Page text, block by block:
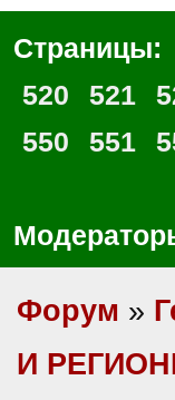
Страницы:
520
521
550
551
Форум »
И